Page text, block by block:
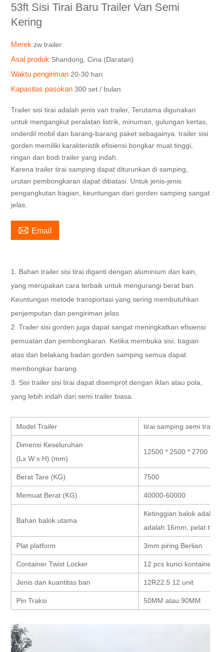
53ft Sisi Tirai Baru Trailer Van Semi
Kering
Merekzw trailer
Asal produk Shandong, Cina (Daratan)
Waktu pengiriman 20-30 hari
Kapasitas pasokan300 set / bulan
Trailer sisi tirai adalah jenis van trailer, Terutama digunakan
untuk mengangkut peralatan listrik, minuman, gulungan kertas,
onderdil mobil dan barang-barang paket sebagainya. trailer sisi
gorden memiliki karakteristik efisiensi bongkar muat tinggi,
ringan dan bodi trailer yang indah.
Karena trailer tirai samping dapat diturunkan di samping,
urutan pembongkaran dapat dibatasi. Untuk jenis-jenis
pengangkutan bagian, keuntungan dari gorden samping sangat
jelas.
 Email
1. Bahan trailer sisi tirai diganti dengan aluminium dan kain,
yang merupakan cara terbaik untuk mengurangi berat ban.
Keuntungan metode transportasi yang sering membutuhkan
penjemputan dan pengiriman jelas.
2. Trailer sisi gorden juga dapat sangat meningkatkan efisiensi
pemuatan dan pembongkaran. Ketika membuka sisi, bagian
atas dan belakang badan gorden samping semua dapat
membongkar barang.
3. Sisi trailer sisi tirai dapat disemprot dengan iklan atau pola,
yang lebih indah dari semi trailer biasa.
Model Trailer tirai samping semi trailer
Dimensi Keseluruhan
(Lx W x H) (mm)
12500 * 2500 * 2700
Berat Tare (KG) 7500
Memuat Berat (KG) 40000-60000
Bahan balok utama
Ketinggian balok
adalah 16mm, pelat
Plat platform 3mm piring Berlian
Container Twist Locker 12 pcs kunci kontainer
Jenis dan kuantitas ban 12R22.5 12 unit
Pin Traksi 50MM atau 90MM